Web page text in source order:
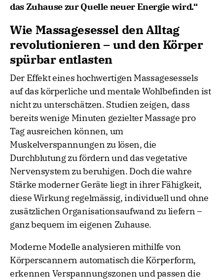
das Zuhause zur Quelle neuer Energie wird.“
Wie Massagesessel den Alltag
revolutionieren – und den Körper
spürbar entlasten
Der Effekt eines hochwertigen Massagesessels
auf das körperliche und mentale Wohlbefinden ist
nicht zu unterschätzen. Studien zeigen, dass
bereits wenige Minuten gezielter Massage pro
Tag ausreichen können, um
Muskelverspannungen zu lösen, die
Durchblutung zu fördern und das vegetative
Nervensystem zu beruhigen. Doch die wahre
Stärke moderner Geräte liegt in ihrer Fähigkeit,
diese Wirkung regelmässig, individuell und ohne
zusätzlichen Organisationsaufwand zu liefern –
ganz bequem im eigenen Zuhause.
Moderne Modelle analysieren mithilfe von
Körperscannern automatisch die Körperform,
erkennen Verspannungszonen und passen die